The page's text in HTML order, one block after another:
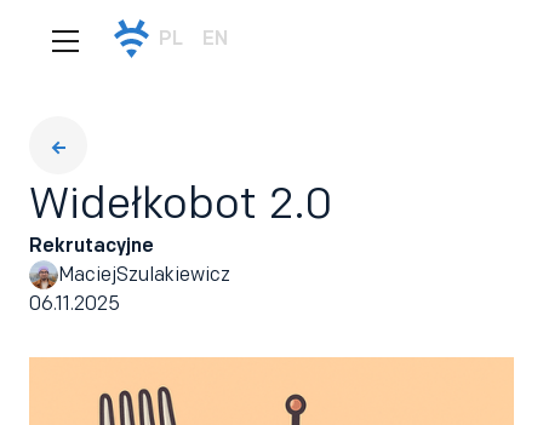
PL EN
Widełkobot 2.0
Rekrutacyjne
MaciejSzulakiewicz
06.11.2025